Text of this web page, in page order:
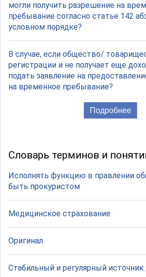
могли получить разрешение на
пребывание согласно статье 142
условном порядке?
В случае, если общество/
регистрации и не получает еще
подать заявление на
на временное пребывание?
Подробнее
Словарь терминов и
Исполнять функцию в правлении
быть прокуристом
Медицинское страхование
Оригинал
Стабильный и регулярный источник